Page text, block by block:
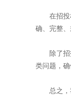
在招
确、完整、
除了
类问题，确
总之